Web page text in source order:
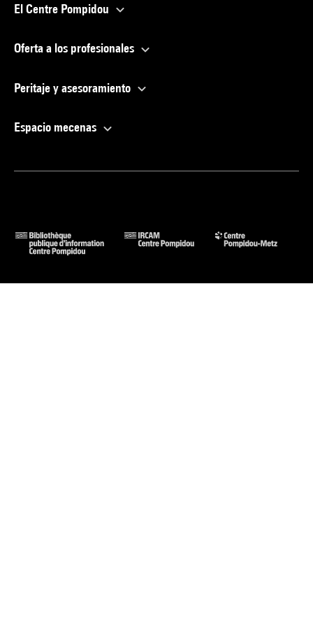
El Centre Pompidou
Oferta a los profesionales
Peritaje y asesoramiento
Espacio mecenas